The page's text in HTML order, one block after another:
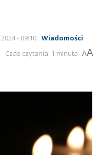
- 09:10 Wiadomości
Czas czytania: 1 minuta AA